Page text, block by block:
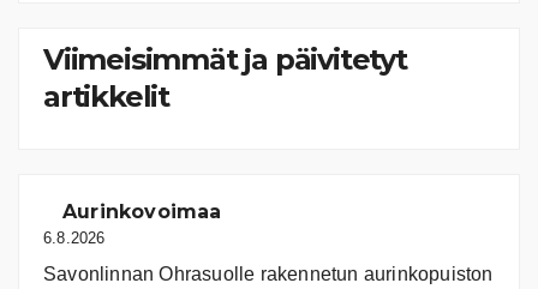
Viimeisimmät ja päivitetyt
artikkelit
Aurinkovoimaa
6.8.2026
Savonlinnan Ohrasuolle rakennetun aurinkopuiston